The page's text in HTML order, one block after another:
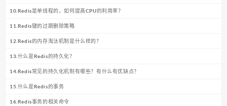
10.Redis是单线程的，如何提高CPU的利用率？
11.Redis键的过期删除策略
12.Redis的内存淘汰机制是什么样的？
13.什么是Redis的持久化？
14.Redis常见的持久化机制有哪些？有什么有优缺点？
15.什么是Redis的事务
16.Redis事务的相关命令